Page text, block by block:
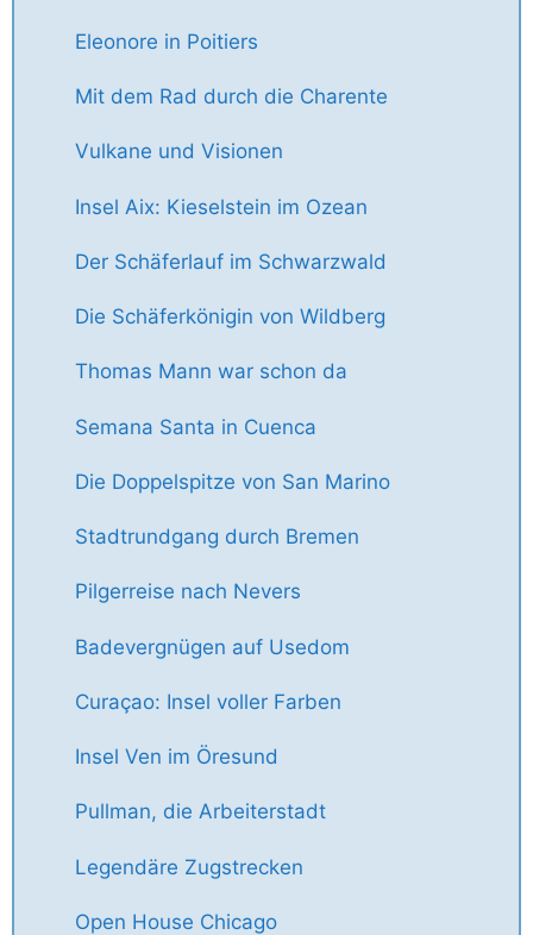
Eleonore in Poitiers
Mit dem Rad durch die Charente
Vulkane und Visionen
Insel Aix: Kieselstein im Ozean
Der Schäferlauf im Schwarzwald
Die Schäferkönigin von Wildberg
Thomas Mann war schon da
Semana Santa in Cuenca
Die Doppelspitze von San Marino
Stadtrundgang durch Bremen
Pilgerreise nach Nevers
Badevergnügen auf Usedom
Curaçao: Insel voller Farben
Insel Ven im Öresund
Pullman, die Arbeiterstadt
Legendäre Zugstrecken
Open House Chicago